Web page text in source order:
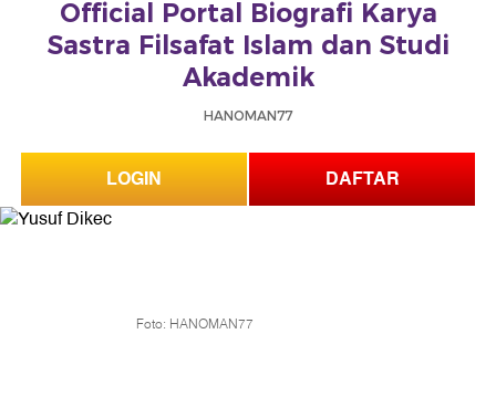
Official Portal Biografi Karya
Sastra Filsafat Islam dan Studi
Akademik
HANOMAN77
LOGIN DAFTAR
Foto: HANOMAN77